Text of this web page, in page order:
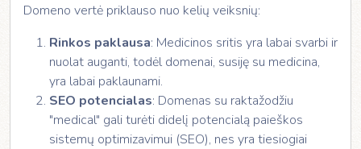
Domeno vertė priklauso nuo kelių veiksnių:
Rinkos paklausa: Medicinos sritis yra labai svarbi ir
nuolat auganti, todėl domenai, susiję su medicina,
yra labai paklaunami.
SEO potencialas: Domenas su raktažodžiu
"medical" gali turėti didelį potencialą paieškos
sistemų optimizavimui (SEO), nes yra tiesiogiai